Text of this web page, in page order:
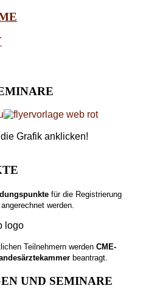
Grafik anklicken!
für die Registrierung
werden.
Teilnehmern werdenCME-
beantragt.
UND SEMINARE